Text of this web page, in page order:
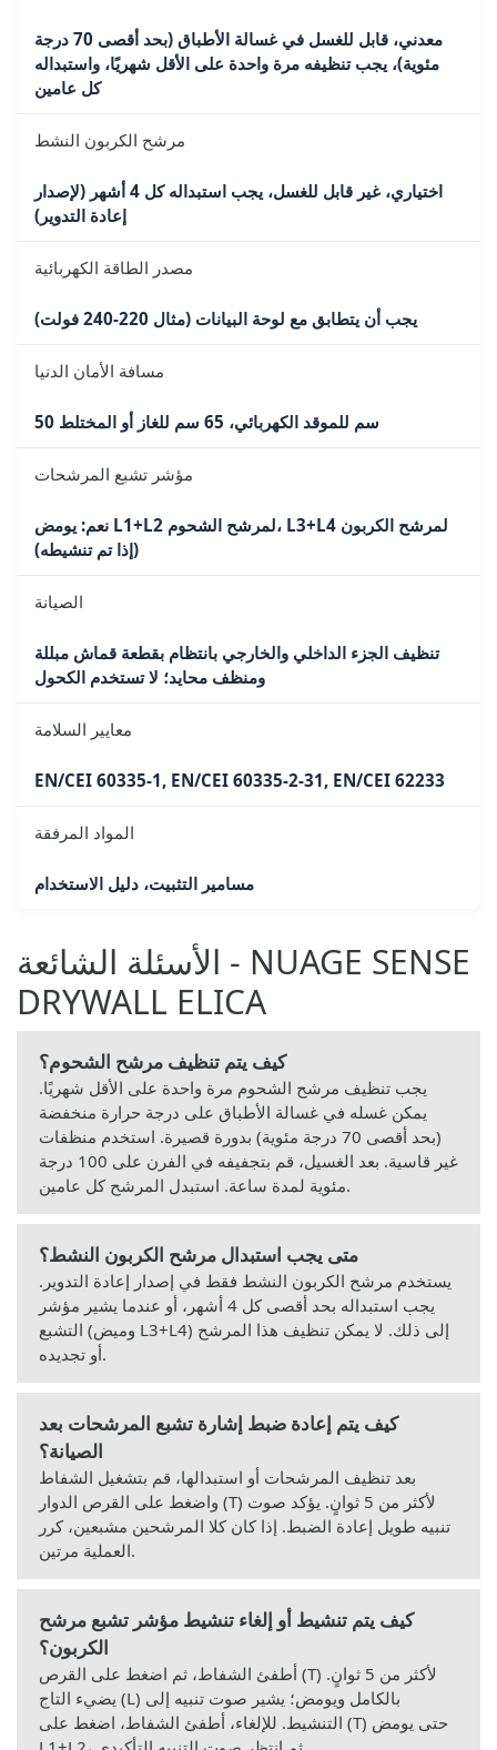
معدني، قابل للغسل في غسالة الأطباق (بحد أقصى 70 درجة
مئوية)، يجب تنظيفه مرة واحدة على الأقل شهريًا، واستبداله
كل عامين
مرشح الكربون النشط
اختياري، غير قابل للغسل، يجب استبداله كل 4 أشهر (لإصدار
إعادة التدوير)
مصدر الطاقة الكهربائية
يجب أن يتطابق مع لوحة البيانات (مثال 220-240 فولت)
مسافة الأمان الدنيا
50 سم للموقد الكهربائي، 65 سم للغاز أو المختلط
مؤشر تشبع المرشحات
نعم: يومض L1+L2 لمرشح الشحوم، L3+L4 لمرشح الكربون
(إذا تم تنشيطه)
الصيانة
تنظيف الجزء الداخلي والخارجي بانتظام بقطعة قماش مبللة
ومنظف محايد؛ لا تستخدم الكحول
معايير السلامة
EN/CEI 60335-1, EN/CEI 60335-2-31, EN/CEI 62233
المواد المرفقة
مسامير التثبيت، دليل الاستخدام
الأسئلة الشائعة - NUAGE SENSE
DRYWALL ELICA
كيف يتم تنظيف مرشح الشحوم؟
يجب تنظيف مرشح الشحوم مرة واحدة على الأقل شهريًا.
يمكن غسله في غسالة الأطباق على درجة حرارة منخفضة
(بحد أقصى 70 درجة مئوية) بدورة قصيرة. استخدم منظفات
غير قاسية. بعد الغسيل، قم بتجفيفه في الفرن على 100 درجة
مئوية لمدة ساعة. استبدل المرشح كل عامين.
متى يجب استبدال مرشح الكربون النشط؟
يستخدم مرشح الكربون النشط فقط في إصدار إعادة التدوير.
يجب استبداله بحد أقصى كل 4 أشهر، أو عندما يشير مؤشر
التشبع (وميض L3+L4) إلى ذلك. لا يمكن تنظيف هذا المرشح
أو تجديده.
كيف يتم إعادة ضبط إشارة تشبع المرشحات بعد
الصيانة؟
بعد تنظيف المرشحات أو استبدالها، قم بتشغيل الشفاط
واضغط على القرص الدوار (T) لأكثر من 5 ثوانٍ. يؤكد صوت
تنبيه طويل إعادة الضبط. إذا كان كلا المرشحين مشبعين، كرر
العملية مرتين.
كيف يتم تنشيط أو إلغاء تنشيط مؤشر تشبع مرشح
الكربون؟
أطفئ الشفاط، ثم اضغط على القرص (T) لأكثر من 5 ثوانٍ.
يضيء التاج (L) بالكامل ويومض؛ يشير صوت تنبيه إلى
التنشيط. للإلغاء، أطفئ الشفاط، اضغط على (T) حتى يومض